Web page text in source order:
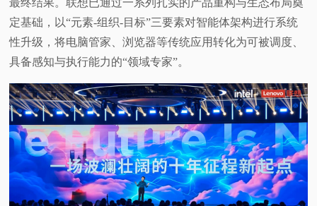
定基础，以“元素-组织-目标”三要素对智能体架构进行系统
性升级，将电脑管家、浏览器等传统应用转化为可被调度、
具备感知与执行能力的“领域专家”。